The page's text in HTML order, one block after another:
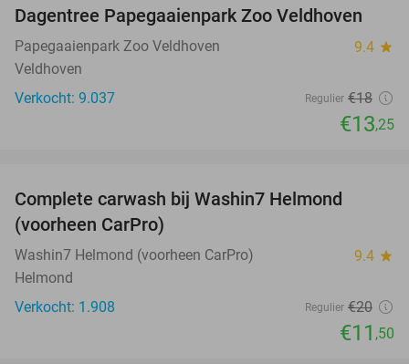
26%
Dagentree Papegaaienpark Zoo Veldhoven
Papegaaienpark Zoo Veldhoven 9.4 star
Veldhoven
Verkocht: 9.037
Regulier €18
€13,25
Complete carwash bij Washin7 Helmond
(voorheen CarPro)
Washin7 Helmond (voorheen CarPro) 9.4 star
Helmond
Verkocht: 1.908
Regulier €20
€11 ,50